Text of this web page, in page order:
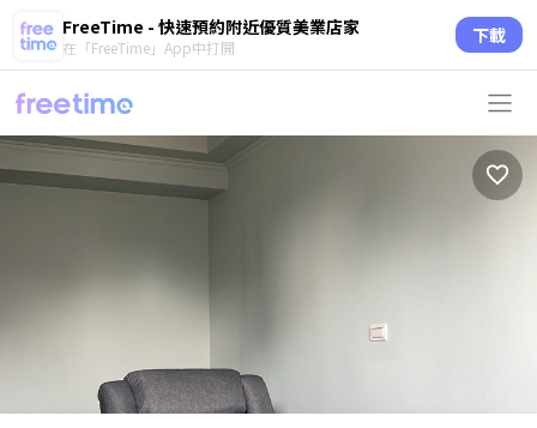
FreeTime - 快速預約附近優質美業店家
在「FreeTime」App中打開 下載